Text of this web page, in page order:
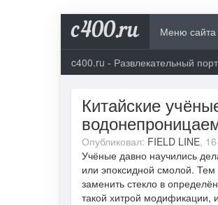
c400.ru Меню сайта
c400.ru - Развлекательный
Китайские
Опубликовал: FIELD LINE,
Учёные давно научились
или эпоксидной смолой.
заменить стекло в
такой хитрой модификации,